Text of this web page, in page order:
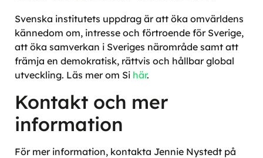
Svenska institutets uppdrag är att öka omvärldens
kännedom om, intresse och förtroende för Sverige,
att öka samverkan i Sveriges närområde samt att
främja en demokratisk, rättvis och hållbar global
utveckling. Läs mer om Si här.
Kontakt och mer
information
För mer information, kontakta Jennie Nystedt på